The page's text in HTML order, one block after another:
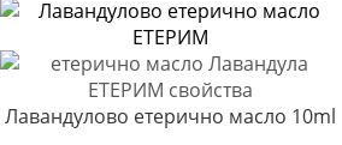
Лавандулово етерично масло 10ml